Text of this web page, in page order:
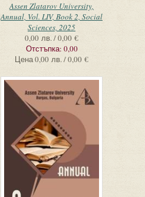
Assen Zlatarov University,
Annual, Vol. LIV, Book 2, Social
Sciences, 2025
0,00 лв. / 0,00 €
Отстъпка: 0,00
Цена0,00 лв. / 0,00 €